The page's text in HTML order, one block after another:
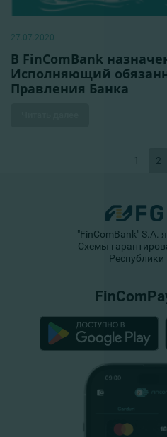
27.07.2020
В FinComBank
Исполняющий
Правления Банка
1 2
"FinComBank" S.A.
Схемы